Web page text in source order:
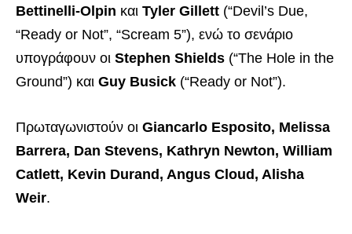
Bettinelli-Olpin και Tyler Gillett (“Devil’s Due,
“Ready or Not”, “Scream 5”), ενώ το σενάριο
υπογράφουν οι Stephen Shields (“The Hole in the
Ground”) και Guy Busick (“Ready or Not”).
Πρωταγωνιστούν οι Giancarlo Esposito, Melissa
Barrera, Dan Stevens, Kathryn Newton, William
Catlett, Kevin Durand, Angus Cloud, Alisha
Weir.